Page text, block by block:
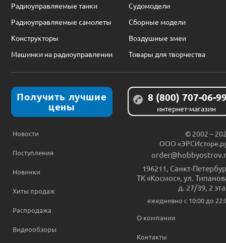
Радиоуправляемые танки
Судомодели
Радиоуправляемые самолеты
Сборные модели
Конструкторы
Воздушные змеи
Машинки на радиоуправлении
Товары для творчества
Получить лучшие
цены
8 (800) 707-06-
интернет-магазин
Новости
Поступления
Новинки
Хиты продаж
Распродажа
Видеообзоры
© 2002 –
ООО
196211 Санкт-
ТК «Космос», ул.
д. 27/39, 2
ежедневно c 10:00 до
О компании
Контакты